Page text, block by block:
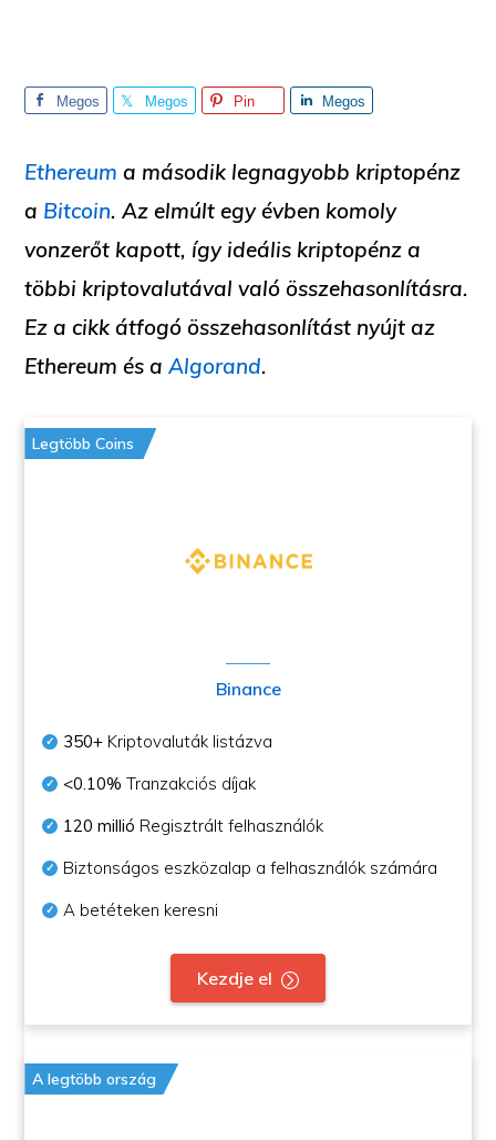
Megos
Megos
Pin
Megos
Ethereum a második legnagyobb kriptopénz
a Bitcoin. Az elmúlt egy évben komoly
vonzerőt kapott, így ideális kriptopénz a
többi kriptovalutával való összehasonlításra.
Ez a cikk átfogó összehasonlítást nyújt az
Ethereum és aAlgorand.
Legtöbb Coins
Binance
350+ Kriptovaluták listázva
<0.10% Tranzakciós díjak
120 millió Regisztrált felhasználók
Biztonságos eszközalap a felhasználók számára
A betéteken keresni
Kezdje el
A legtöbb ország